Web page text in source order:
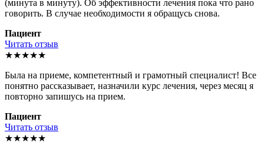
(минута в минуту). Об эффективности лечения пока что рано
говорить. В случае необходимости я обращусь снова.
Пациент
Читать отзыв
★★★★★
Была на приеме, компетентный и грамотный специалист! Все
понятно рассказывает, назначили курс лечения, через месяц я
повторно запишусь на прием.
Пациент
Читать отзыв
★★★★★